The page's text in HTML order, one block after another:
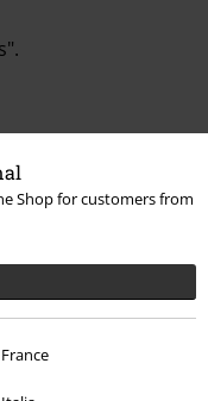
Shop for customers from